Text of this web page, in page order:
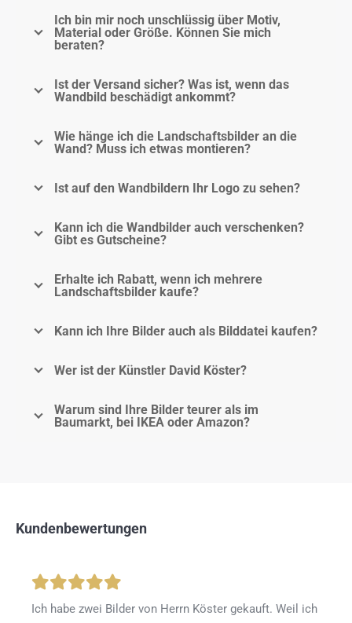
Ich bin mir noch unschlüssig über Motiv,
Material oder Größe. Können Sie mich
beraten?
Ist der Versand sicher? Was ist, wenn das
Wandbild beschädigt ankommt?
Wie hänge ich die Landschaftsbilder an die
Wand? Muss ich etwas montieren?
Ist auf den Wandbildern Ihr Logo zu sehen?
Kann ich die Wandbilder auch verschenken?
Gibt es Gutscheine?
Erhalte ich Rabatt, wenn ich mehrere
Landschaftsbilder kaufe?
Kann ich Ihre Bilder auch als Bilddatei kaufen?
Wer ist der Künstler David Köster?
Warum sind Ihre Bilder teurer als im
Baumarkt, bei IKEA oder Amazon?
Kundenbewertungen
Ich habe zwei Bilder von Herrn Köster gekauft. Weil ich